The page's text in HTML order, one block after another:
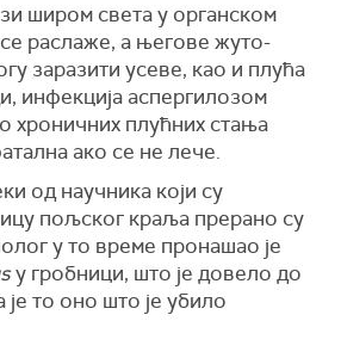
широм света у органском
се раслаже, а његове жуто-
заразити усеве, као и плућа
инфекција аспергилозом
хроничних плућних стања
ако се не лече.
од научника који су
пољског краља прерано су
у то време пронашао је
у гробници, што је довело до
је то оно што је убило